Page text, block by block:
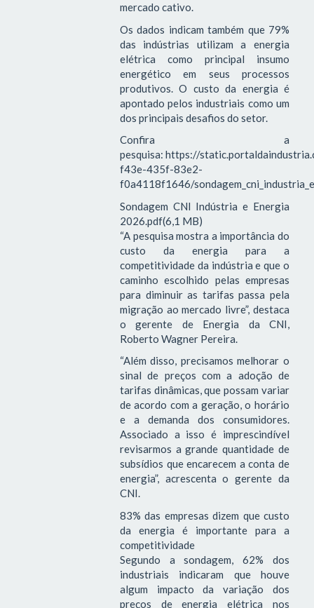
mercado cativo.
Os dados indicam também que 79%
das indústrias utilizam a energia
elétrica como principal insumo
energético em seus processos
produtivos. O custo da energia é
apontado pelos industriais como um
dos principais desafios do setor.
Confira a
pesquisa: https://
f43e-435f-83e2-
f0a4118f1646/
Sondagem CNI Indústria e Energia
2026.pdf(6,1 MB)
“A pesquisa mostra a importância do
custo da energia para a
competitividade da indústria e que o
caminho escolhido pelas empresas
para diminuir as tarifas passa pela
migração ao mercado livre”, destaca
o gerente de Energia da CNI,
Roberto Wagner Pereira.
“Além disso, precisamos melhorar o
sinal de preços com a adoção de
tarifas dinâmicas, que possam variar
de acordo com a geração, o horário
e a demanda dos consumidores.
Associado a isso é imprescindível
revisarmos a grande quantidade de
subsídios que encarecem a conta de
energia”, acrescenta o gerente da
CNI.
83% das empresas dizem que custo
da energia é importante para a
competitividade
Segundo a sondagem, 62% dos
industriais indicaram que houve
algum impacto da variação dos
preços de energia elétrica nos